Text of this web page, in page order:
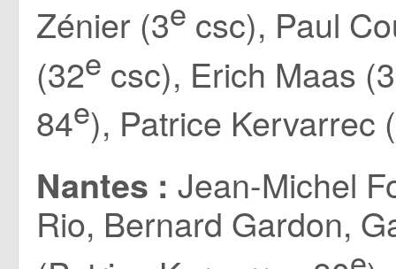
Zénier (3e csc), Paul
(32e csc), Erich Maas
84e), Patrice Kervarrec
Nantes : Jean-Michel
Rio, Bernard Gardon,